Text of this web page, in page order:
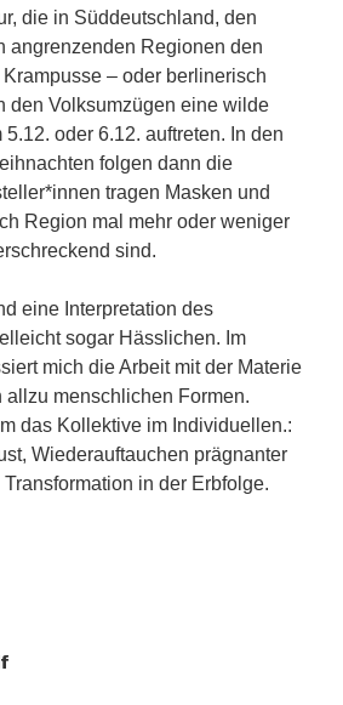
die in Süddeutschland, den
angrenzenden Regionen den
– oder berlinerisch
den Volksumzügen eine wilde
5.12. oder 6.12. auftreten. In den
folgen dann die
tragen Masken und
Region mal mehr oder weniger
sind.
eine Interpretation des
sogar Hässlichen. Im
mich die Arbeit mit der Materie
allzu menschlichen Formen.
das Kollektive im Individuellen.:
Wiederauftauchen prägnanter
in der Erbfolge.